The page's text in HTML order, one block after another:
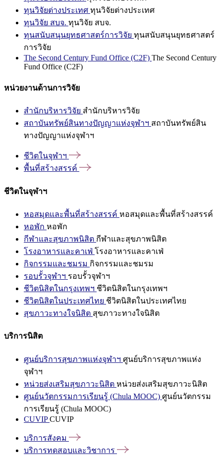
ทุนวิจัยต่างประเทศ ทุนวิจัยต่างประเทศ
ทุนวิจัย สบจ. ทุนวิจัย สบจ.
ทุนสนับสนุนยุทธศาสตร์การวิจัย ทุนสนับสนุนยุทธศาสตร์
การวิจัย
The Second Century Fund Office (C2F) The Second Century
Fund Office (C2F)
หน่วยงานด้านการวิจัย
สำนักบริหารวิจัย สำนักบริหารวิจัย
สถาบันทรัพย์สินทางปัญญาแห่งจุฬาฯ สถาบันทรัพย์สิน
ทางปัญญาแห่งจุฬาฯ
ชีวิตในจุฬาฯ
พื้นที่สร้างสรรค์
ชีวิตในจุฬาฯ
หอสมุดและพื้นที่สร้างสรรค์ หอสมุดและพื้นที่สร้างสรรค์
หอพัก หอพัก
กีฬาและสุขภาพนิสิต กีฬาและสุขภาพนิสิต
โรงอาหารและคาเฟ่ โรงอาหารและคาเฟ่
กิจกรรมและชมรม กิจกรรมและชมรม
รอบรั้วจุฬาฯ รอบรั้วจุฬาฯ
ชีวิตนิสิตในกรุงเทพฯ ชีวิตนิสิตในกรุงเทพฯ
ชีวิตนิสิตในประเทศไทย ชีวิตนิสิตในประเทศไทย
สุขภาวะทางใจนิสิต สุขภาวะทางใจนิสิต
บริการนิสิต
ศูนย์บริการสุขภาพแห่งจุฬาฯ ศูนย์บริการสุขภาพแห่ง
จุฬาฯ
หน่วยส่งเสริมสุขภาวะนิสิต หน่วยส่งเสริมสุขภาวะนิสิต
ศูนย์นวัตกรรมการเรียนรู้ (Chula MOOC) ศูนย์นวัตกรรม
การเรียนรู้ (Chula MOOC)
CUVIPCUVIP
บริการสังคม
บริการทดสอบและวิชาการ